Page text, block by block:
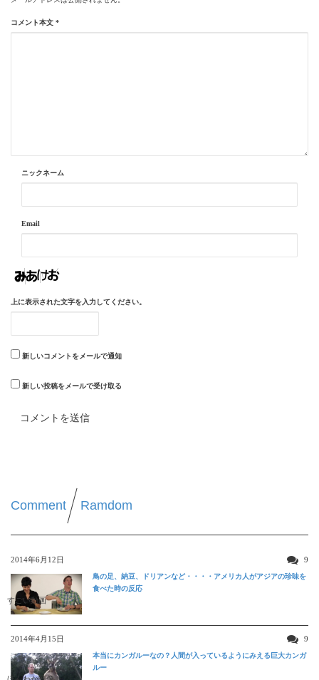
コメント本文 *
ニックネーム
Email
上に表示された文字を入力してください。
新しいコメントをメールで通知
新しい投稿をメールで受け取る
Comment Ramdom
2014年6月12日 9
すごい動画
鳥の足、納豆、ドリアンなど・・・・アメリカ人がアジアの珍味を
食べた時の反応
2014年4月15日 9
本当にカンガルーなの？人間が入っているようにみえる巨大カンガ
ルー